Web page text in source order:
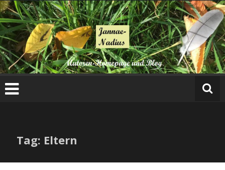
Zum
Inhalt
springen
Tag: Eltern